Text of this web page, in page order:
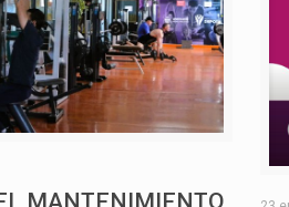
MANTENIMIENTO